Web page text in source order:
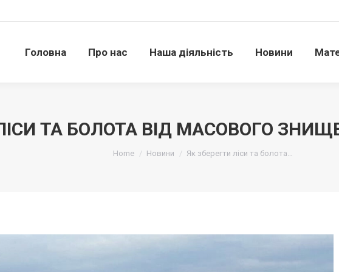
Головна Про нас Наша діяльність Новини
ТА БОЛОТА ВІД МАСОВОГО
Home Новини Як зберегти ліси та болота…
Головна Про нас Наша діяльність Новини